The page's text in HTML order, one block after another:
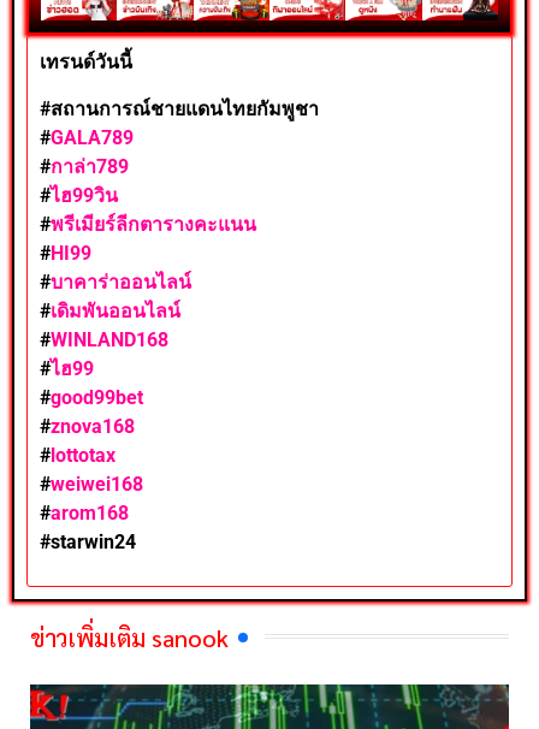
เทรนด์วันนี้
#สถานการณ์ชายแดนไทยกัมพูชา
#GALA789
#กาล่า789
#ไฮ99วิน
#พรีเมียร์ลีกตารางคะแนน
#HI99
#บาคาร่าออนไลน์
#เดิมพันออนไลน์
#WINLAND168
#ไฮ99
#good99bet
#znova168
#lottotax
#weiwei168
#arom168
#starwin24
ข่าวเพิ่มเติม sanook